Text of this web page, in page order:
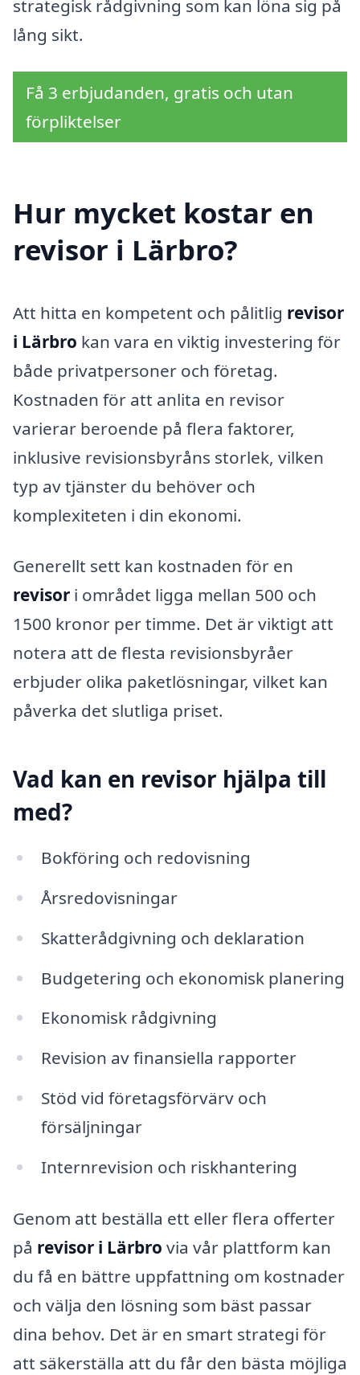
strategisk rådgivning som kan löna sig på
lång sikt.
Få 3 erbjudanden, gratis och utan
förpliktelser
Hur mycket kostar en
revisor i Lärbro?
Att hitta en kompetent och pålitlig revisor
i Lärbro kan vara en viktig investering för
både privatpersoner och företag.
Kostnaden för att anlita en revisor
varierar beroende på flera faktorer,
inklusive revisionsbyråns storlek, vilken
typ av tjänster du behöver och
komplexiteten i din ekonomi.
Generellt sett kan kostnaden för en
revisor i området ligga mellan 500 och
1500 kronor per timme. Det är viktigt att
notera att de flesta revisionsbyråer
erbjuder olika paketlösningar, vilket kan
påverka det slutliga priset.
Vad kan en revisor hjälpa till
med?
Bokföring och redovisning
Årsredovisningar
Skatterådgivning och deklaration
Budgetering och ekonomisk planering
Ekonomisk rådgivning
Revision av finansiella rapporter
Stöd vid företagsförvärv och
försäljningar
Internrevision och riskhantering
Genom att beställa ett eller flera offerter
på revisor i Lärbro via vår plattform kan
du få en bättre uppfattning om kostnader
och välja den lösning som bäst passar
dina behov. Det är en smart strategi för
att säkerställa att du får den bästa möjliga